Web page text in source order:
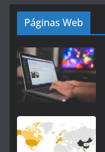
Páginas Web